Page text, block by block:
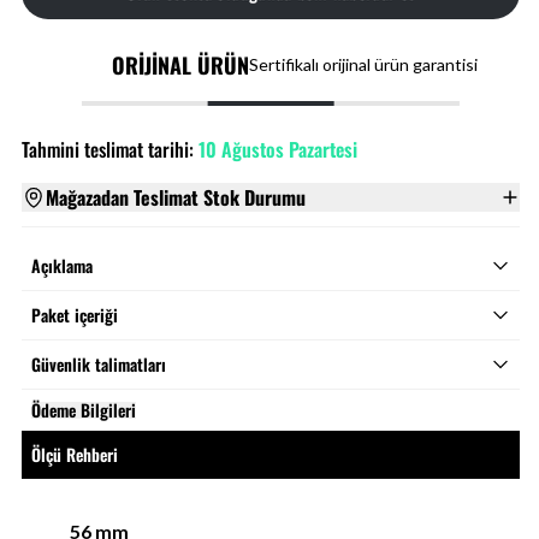
ORİJİNAL ÜRÜNSertifikalı orijinal ürün garantisi
Tahmini teslimat tarihi:10 Ağustos Pazartesi
Mağazadan Teslimat Stok Durumu
Açıklama
Paket içeriği
Güvenlik talimatları
Ödeme Bilgileri
Ölçü Rehberi
56 mm